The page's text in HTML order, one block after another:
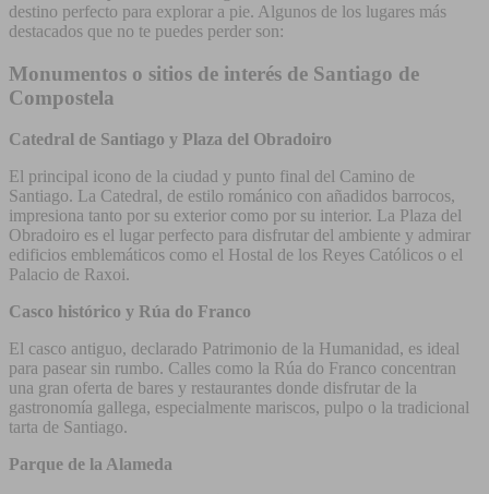
destino perfecto para explorar a pie. Algunos de los lugares más
destacados que no te puedes perder son:
Monumentos o sitios de interés de Santiago de
Compostela
Catedral de Santiago y Plaza del Obradoiro
El principal icono de la ciudad y punto final del Camino de
Santiago. La Catedral, de estilo románico con añadidos barrocos,
impresiona tanto por su exterior como por su interior. La Plaza del
Obradoiro es el lugar perfecto para disfrutar del ambiente y admirar
edificios emblemáticos como el Hostal de los Reyes Católicos o el
Palacio de Raxoi.
Casco histórico y Rúa do Franco
El casco antiguo, declarado Patrimonio de la Humanidad, es ideal
para pasear sin rumbo. Calles como la Rúa do Franco concentran
una gran oferta de bares y restaurantes donde disfrutar de la
gastronomía gallega, especialmente mariscos, pulpo o la tradicional
tarta de Santiago.
Parque de la Alameda